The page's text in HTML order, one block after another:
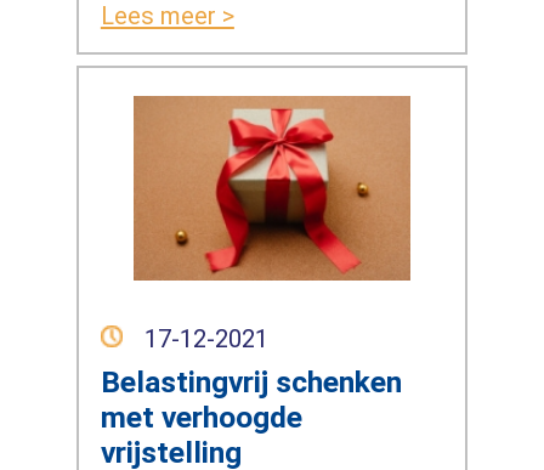
Lees meer >
17-12-2021
Belastingvrij schenken
met verhoogde
vrijstelling